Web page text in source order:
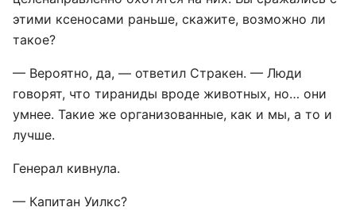
этими ксеносами раньше, скажите, возможно ли
такое?
— Вероятно, да, — ответил Стракен. — Люди
говорят, что тираниды вроде животных, но… они
умнее. Такие же организованные, как и мы, а то и
лучше.
Генерал кивнула.
— Капитан Уилкс?